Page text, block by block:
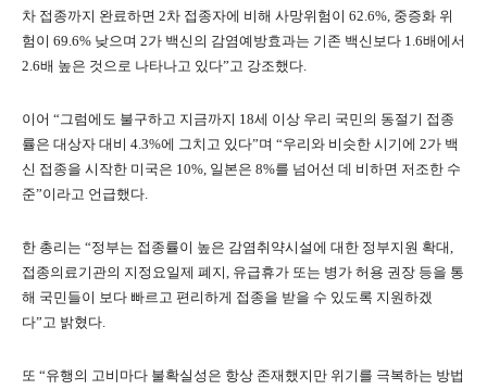
차 접종까지 완료하면 2차 접종자에 비해 사망위험이 62.6%, 중증화 위
험이 69.6% 낮으며 2가 백신의 감염예방효과는 기존 백신보다 1.6배에서
2.6배 높은 것으로 나타나고 있다”고 강조했다.
이어 “그럼에도 불구하고 지금까지 18세 이상 우리 국민의 동절기 접종
률은 대상자 대비 4.3%에 그치고 있다”며 “우리와 비슷한 시기에 2가 백
신 접종을 시작한 미국은 10%, 일본은 8%를 넘어선 데 비하면 저조한 수
준”이라고 언급했다.
한 총리는 “정부는 접종률이 높은 감염취약시설에 대한 정부지원 확대,
접종의료기관의 지정요일제 폐지, 유급휴가 또는 병가 허용 권장 등을 통
해 국민들이 보다 빠르고 편리하게 접종을 받을 수 있도록 지원하겠
다”고 밝혔다.
또 “유행의 고비마다 불확실성은 항상 존재했지만 위기를 극복하는 방법